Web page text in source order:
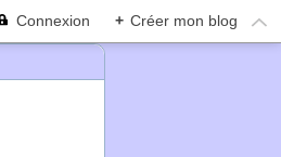
Connexion + Créer mon blog